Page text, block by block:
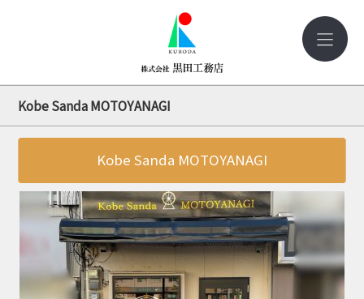
Kobe Sanda MOTOYANAGI
Kobe Sanda MOTOYANAGI